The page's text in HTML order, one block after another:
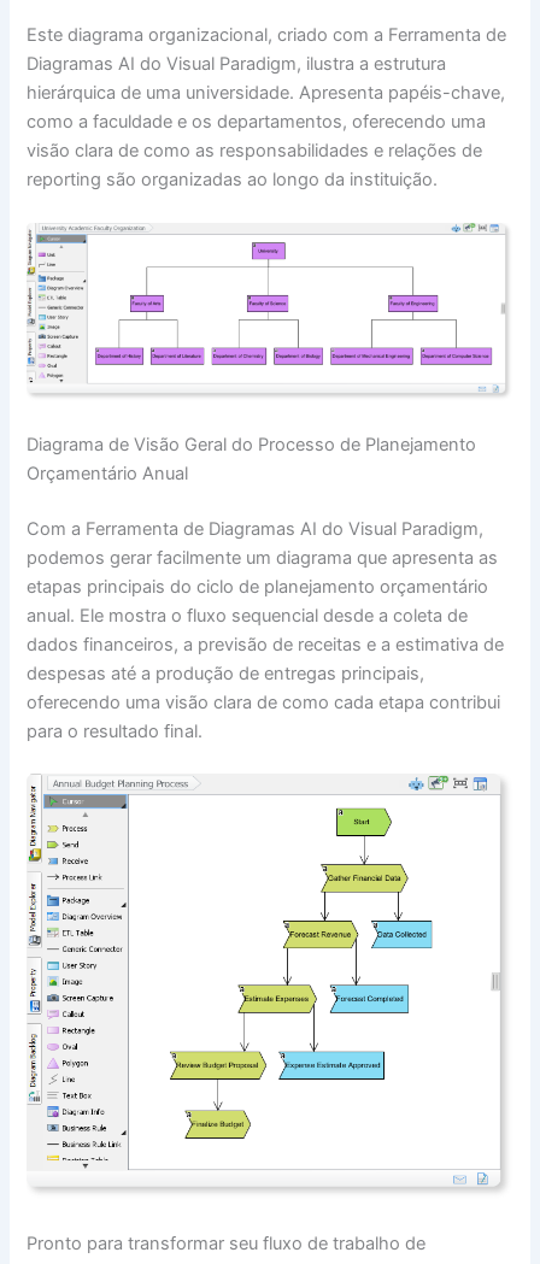
Este diagrama organizacional, criado com a Ferramenta de
Diagramas AI do Visual Paradigm, ilustra a estrutura
hierárquica de uma universidade. Apresenta papéis-chave,
como a faculdade e os departamentos, oferecendo uma
visão clara de como as responsabilidades e relações de
reporting são organizadas ao longo da instituição.
Diagrama de Visão Geral do Processo de Planejamento
Orçamentário Anual
Com a Ferramenta de Diagramas AI do Visual Paradigm,
podemos gerar facilmente um diagrama que apresenta as
etapas principais do ciclo de planejamento orçamentário
anual. Ele mostra o fluxo sequencial desde a coleta de
dados financeiros, a previsão de receitas e a estimativa de
despesas até a produção de entregas principais,
oferecendo uma visão clara de como cada etapa contribui
para o resultado final.
Pronto para transformar seu fluxo de trabalho de